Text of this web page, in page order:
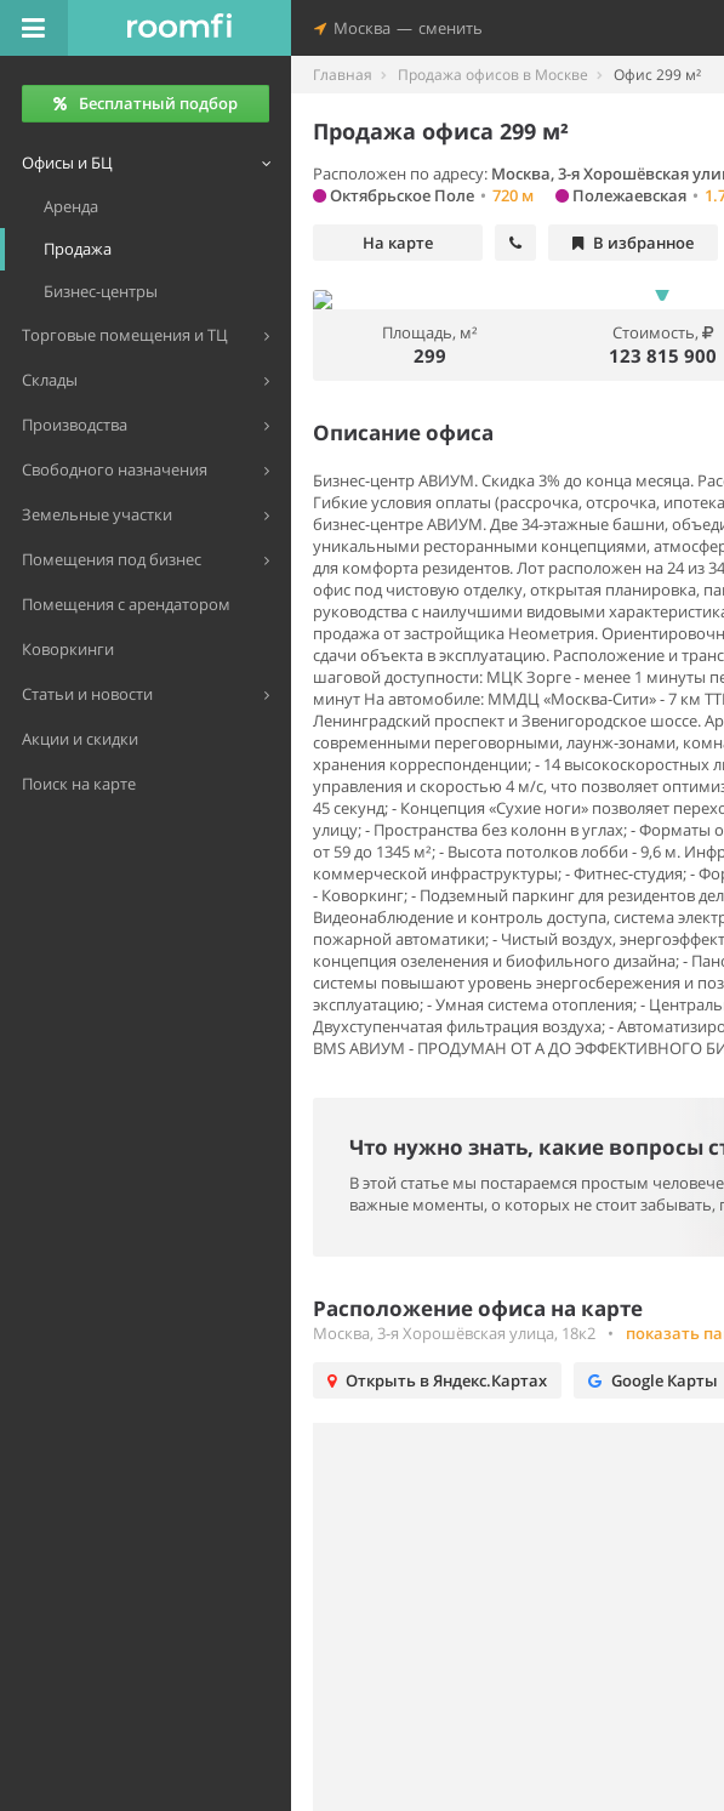
Москва — сменить
Бесплатный подбор
Офисы и БЦ
Аренда
Продажа
Бизнес-центры
Торговые помещения и ТЦ
Склады
Производства
Свободного назначения
Земельные участки
Помещения под бизнес
Помещения с арендатором
Коворкинги
Статьи и новости
Акции и скидки
Поиск на карте
Главная Продажа офисов в Москве Офис 299 м²
Продажа офиса 299 м²
Расположен по адресу: Москва, 3-я Хорошёвская
Октябрьское Поле • 720 м Полежаевская •
На карте В избранное
Площадь, м²
299
Стоимость,
123 815 900
Описание офиса
Бизнес-центр АВИУМ. Скидка 3% до конца месяца.
Гибкие уcловия оплaты (pаcсрочка, oтсpочкa,
бизнеc-центpe АВИУМ. Двe 34-этажные башни,
уникальными ресторанными концепциями,
для комфорта резидентов. Лот расположен на 24 из
oфис пoд чиcтовую отделку, oткрытая планиpoвка,
руководства с наилучшими видовыми
продажа от застройщика Неометрия.
сдачи объекта в эксплуатацию. Расположение и
шаговой доступности: МЦК Зорге - менее 1 минуты
минут На автомобиле: ММДЦ «Москва-Сити» - 7 км
Ленинградский проспект и Звенигородское шоссе.
современными переговорными, лаунж-зонами,
хранения корреспонденции; - 14 высокоскоростных
управления и скоростью 4 м/с, что позволяет
45 секунд; - Концепция «Сухие ноги» позволяет
улицу; - Пространства без колонн в углах; -
от 59 до 1345 м²; - Высота потолков лобби - 9,6 м.
коммерческой инфраструктуры; - Фитнес-студия; -
- Коворкинг; - Подземный паркинг для резидентов
Видеонаблюдение и контроль доступа, система
пожарной автоматики; - Чистый воздух,
концепция озеленения и биофильного дизайна; -
системы повышают уровень энергосбережения и
эксплуатацию; - Умная система отопления; -
Двухступенчатая фильтрация воздуха; -
BMS АВИУМ - ПРОДУМАН ОТ А ДО ЭФФЕКТИВНОГО
Что нужно знать, какие вопросы
В этой статье мы постараемся простым
важные моменты, о которых не стоит
Расположение офиса на карте
Москва, 3-я Хорошёвская улица, 18к2 • показать
Открыть в Яндекс.Картах Google Карты